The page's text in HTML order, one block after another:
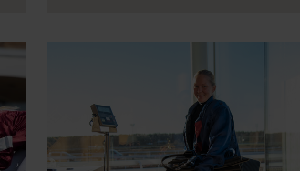
det finns om du vill hålla på med galopp.